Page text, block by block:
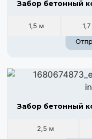
Забор бетонный
1,5 м
Забор бетонный
2,5 м